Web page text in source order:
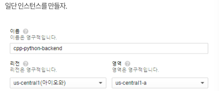
일단 인스턴스를 만들자.